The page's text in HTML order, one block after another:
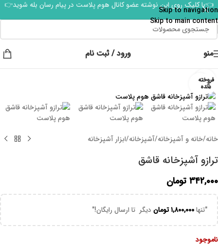
Skip to navigation
Skip to main content
👈با کلیک روی این نوشته عضو کانال هوم پلاست در پیام رسان بله شوید👉
منو ورود / ثبت نام
فروخته
شده
خانه/خانه و آشپزخانه/آشپزخانه/ابزار آشپزخانه
ترازو آشپزخانه قاشق
۳۴۲,۰۰۰ تومان
"تنها۱,۸۰۰,۰۰۰تومان دیگر تا ارسال رایگان!"
ناموجود